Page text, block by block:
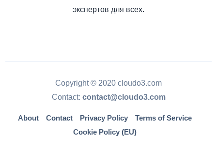
экспертов для всех.
Copyright © 2020 cloudo3.com
Contact: contact@cloudo3.com
About Contact Privacy Policy
Terms of Service
Cookie Policy (EU)